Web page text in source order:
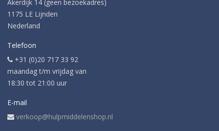
Akerdijk 14 (geen bezoekadres)
1175 LE Lijnden
Nederland
Telefoon
+31 (0)20 717 33 92
maandag t/m vrijdag van
18:30 tot 21:00 uur
E-mail
verkoop@hulpmiddelenshop.nl